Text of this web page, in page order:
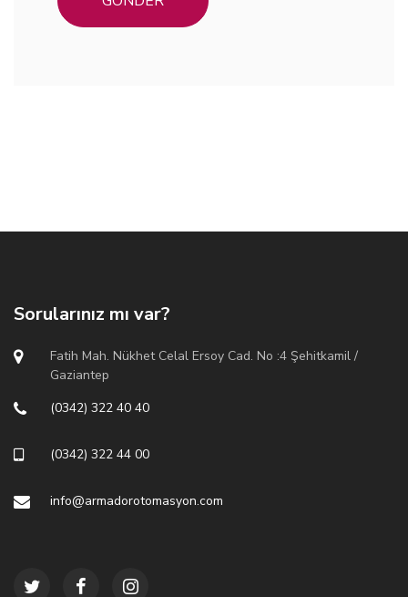
Sorularınız mı var?
Fatih Mah. Nükhet Celal Ersoy Cad. No :4 Şehitkamil /
Gaziantep
(0342) 322 40 40
(0342) 322 44 00
info@armadorotomasyon.com